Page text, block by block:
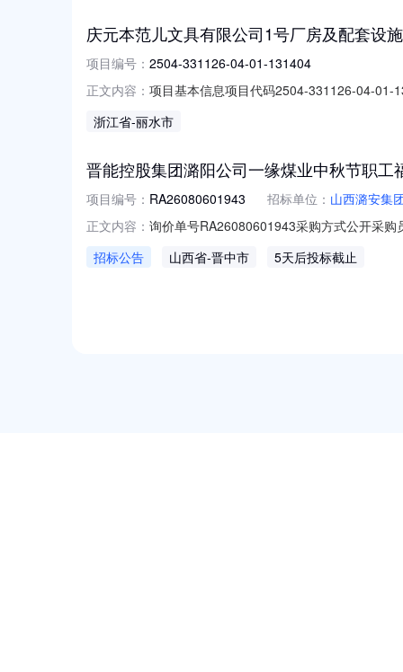
庆元本范儿文具有限公司1号厂房及配套设
项目编号： 2504-331126-04-01-131404
正文内容： 项目基本信息项目代码2504-331126-04-01-
县住房和城乡建局建筑工程施工许可（多合
浙江省-丽水市
晋能控股集团潞阳公司一缘煤业中秋节职
项目编号： RA26080601943 招标单位： 山西潞安集
正文内容： 询价单号RA26080601943采购方式公开采
具体见附件图片面粉10kg×3袋/大袋中粮集
招标公告 山西省-晋中市 5天后投标截止